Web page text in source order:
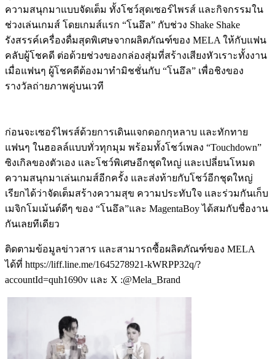
ความสนุกมาแบบจัดเต็ม ทั้งโชว์สุดเซอร์ไพรส์ และกิจกรรมใน
ช่วงเล่นเกมส์ โดยเกมส์แรก “โนอึล” กับช่วง Shake Shake
รังสรรค์เครื่องดื่มสุดพิเศษจากผลิตภัณฑ์ของ MELA ให้กับแฟน
คลับผู้โชคดี ต่อด้วยช่วงของกล่องสุ่มที่สร้างเสียงหัวเราะทั้งงาน
เมื่อแฟนๆ ผู้โชคดีต้องมาทำมิชชั่นกับ “โนอึล” เพื่อชิงของ
รางวัลถ่ายภาพคู่บนเวที
ก่อนจะเซอร์ไพรส์ด้วยการเดินแจกดอกกุหลาบ และทักทาย
แฟนๆ ในฮอลล์แบบทั่วทุกมุม พร้อมทั้งโชว์เพลง “Touchdown”
ซิงเกิลของตัวเอง และโชว์พิเศษอีกชุดใหญ่ และเปลี่ยนโหมด
ความสนุกมาเล่นเกมส์อีกครั้ง และส่งท้ายกับโชว์อีกชุดใหญ่
เรียกได้ว่าจัดเต็มสร้างความสุข ความประทับใจ และร่วมกันเก็บ
เมจิกโมเม้นต์ดีๆ ของ “โนอึล”และ MagentaBoy ได้สมกับชื่องาน
กันเลยทีเดียว
ติดตามข้อมูลข่าวสาร และสามารถซื้อผลิตภัณฑ์ของ MELA
ได้ที่ https://liff.line.me/1645278921-kWRPP32q/?
accountId=quh1690v และ X :@Mela_Brand